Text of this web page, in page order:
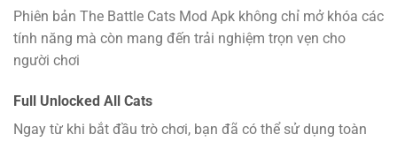
Phiên bản The Battle Cats Mod Apk không chỉ mở khóa các
tính năng mà còn mang đến trải nghiệm trọn vẹn cho
người chơi
Full Unlocked All Cats
Ngay từ khi bắt đầu trò chơi, bạn đã có thể sử dụng toàn